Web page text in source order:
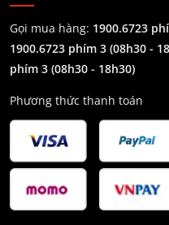
Gọi mua hàng: 1900.6723
1900.6723 phím 3 (08h30 -
phím 3 (08h30 - 18h30)
Phương thức thanh toán